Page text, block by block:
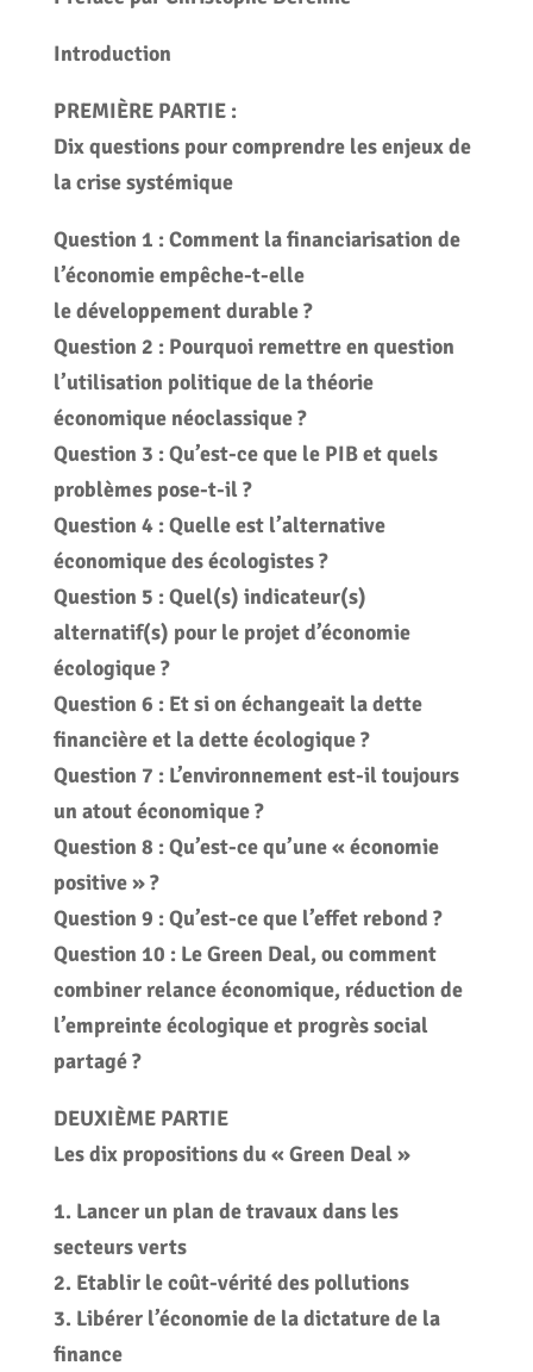
Introduction
PREMIÈRE PARTIE :
Dix questions pour comprendre les enjeux de
la crise systémique
Question 1 : Comment la financiarisation de
l’économie empêche-t-elle
le développement durable ?
Question 2 : Pourquoi remettre en question
l’utilisation politique de la théorie
économique néoclassique ?
Question 3 : Qu’est-ce que le PIB et quels
problèmes pose-t-il ?
Question 4 : Quelle est l’alternative
économique des écologistes ?
Question 5 : Quel(s) indicateur(s)
alternatif(s) pour le projet d’économie
écologique ?
Question 6 : Et si on échangeait la dette
financière et la dette écologique ?
Question 7 : L’environnement est-il toujours
un atout économique ?
Question 8 : Qu’est-ce qu’une « économie
positive » ?
Question 9 : Qu’est-ce que l’effet rebond ?
Question 10 : Le Green Deal, ou comment
combiner relance économique, réduction de
l’empreinte écologique et progrès social
partagé ?
DEUXIÈME PARTIE
Les dix propositions du « Green Deal »
1. Lancer un plan de travaux dans les
secteurs verts
2. Etablir le coût-vérité des pollutions
3. Libérer l’économie de la dictature de la
finance